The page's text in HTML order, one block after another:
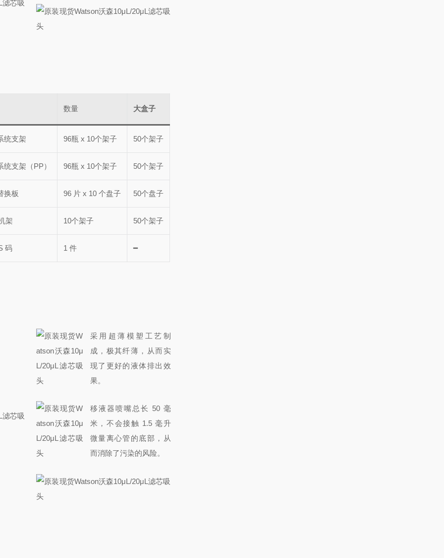
数量 大盒子
统支架 96瓶 x 10个架子 50个架子
支架（PP） 96瓶 x 10个架子 50个架子
换板 96 片 x 10 个盘子 50个盘子
架 10个架子 50个架子
码 1 件 ━
采用超薄模塑工艺制
成，极其纤薄，从而实
现了更好的液体排出效
果。
移液器喷嘴总长 50 毫
米，不会接触 1.5 毫升
微量离心管的底部，从
而消除了污染的风险。